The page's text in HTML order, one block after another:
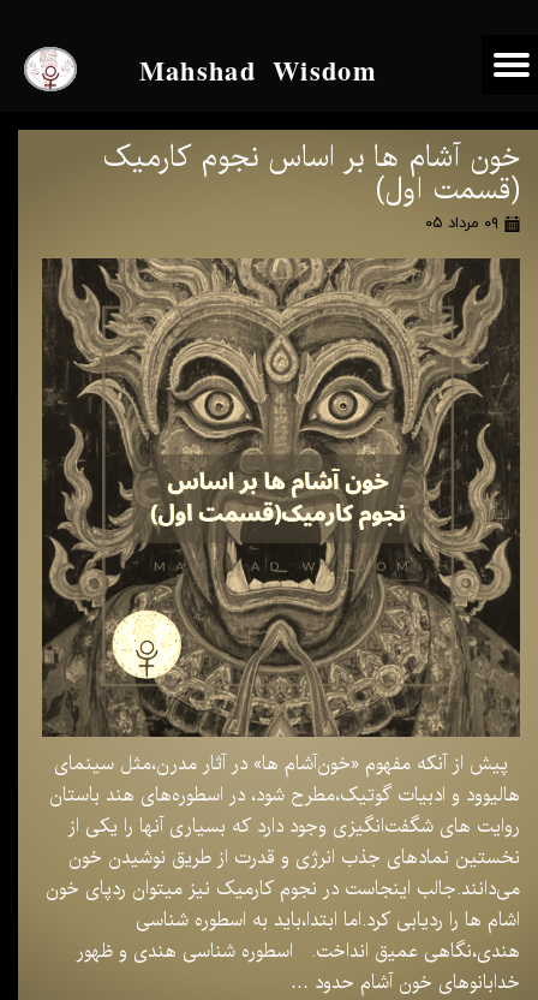
Mahshad Wisdom
خون آشام ها بر اساس نجوم کارمیک
(قسمت اول)
۰۹ مرداد ۰۵
پیش از آنکه مفهوم «خون‌آشام ها» در آثار مدرن،مثل سینمای
هالیوود و ادبیات گوتیک،مطرح شود، در اسطوره‌های هند باستان
روایت های شگفت‌انگیزی وجود دارد که بسیاری آنها را یکی از
نخستین نمادهای جذب انرژی و قدرت از طریق نوشیدن خون
می‌دانند.جالب اینجاست در نجوم کارمیک نیز میتوان ردپای خون
اشام ها را ردیابی کرد.اما ابتدا،باید به اسطوره شناسی
هندی،نگاهی عمیق انداخت. اسطوره شناسی هندی و ظهور
خدابانوهای خون آشام حدود …